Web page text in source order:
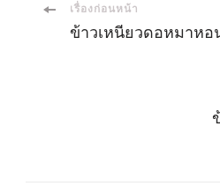
เมนูเรื่องก่อนหน้า
ข้าวเหนียวดอหมาหอ